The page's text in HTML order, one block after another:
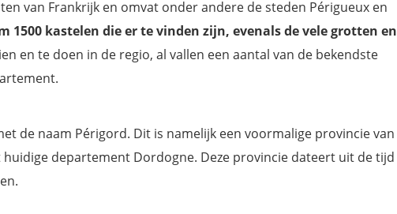
van Frankrijk en omvat onder andere de steden Périgueux en
1500 kastelen die er te vinden zijn, evenals de vele grotten en
en te doen in de regio, al vallen een aantal van de bekendste
de naam Périgord. Dit is namelijk een voormalige provincie van
huidige departement Dordogne. Deze provincie dateert uit de tijd